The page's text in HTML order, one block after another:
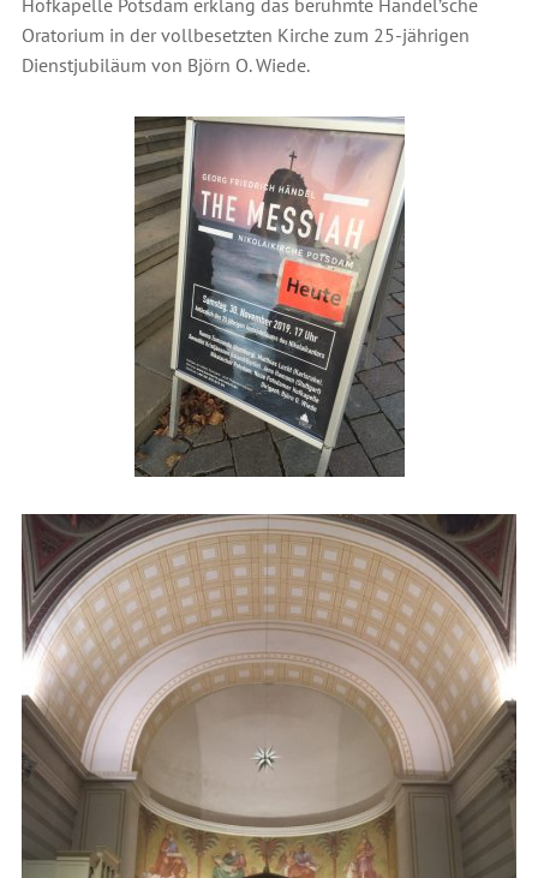
Hofkapelle Potsdam erklang das berühmte Händel’sche
Oratorium in der vollbesetzten Kirche zum 25-jährigen
Dienstjubiläum von Björn O. Wiede.